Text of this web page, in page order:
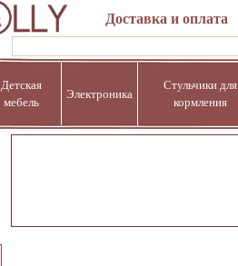
Доставка и оплата
Детская
мебель
Электроника
Стульчики для
кормления